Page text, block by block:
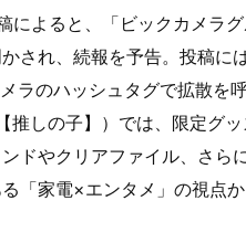
によると、「ビックカメラ
され、続報を予告。投稿に
ラのハッシュタグで拡散を
推しの子】）では、限定グ
ドやクリアファイル、さら
「家電×エンタメ」の視点